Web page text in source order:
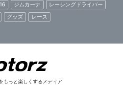
ジムカーナ
レーシングドライバー
グッズ レース
もっと楽しくするメディア